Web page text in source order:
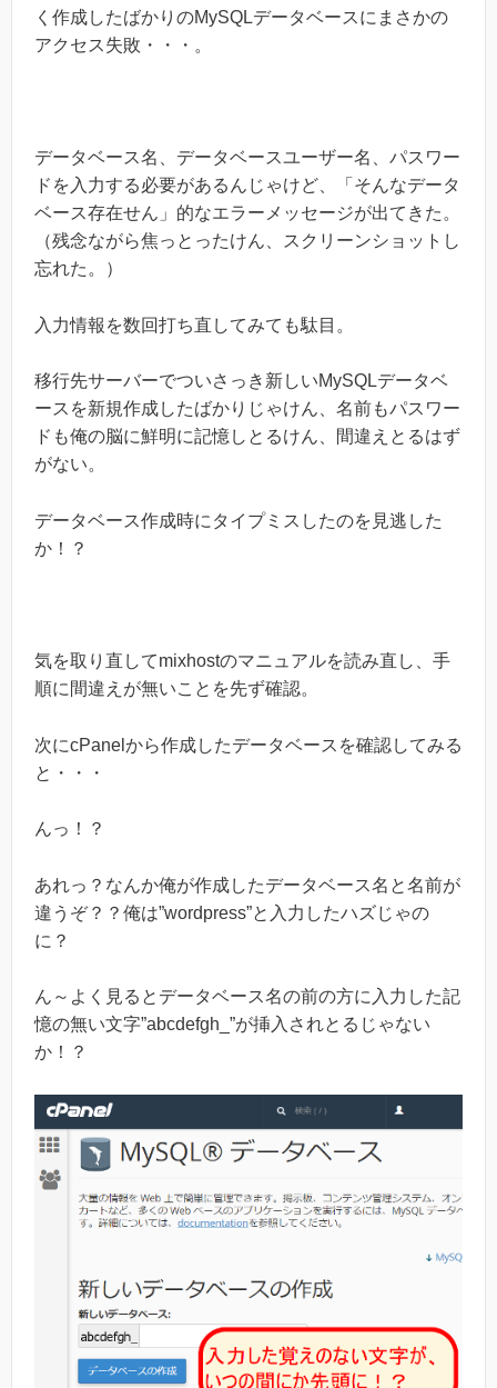
く作成したばかりのMySQLデータベースにまさかの
アクセス失敗・・・。
データベース名、データベースユーザー名、パスワー
ドを入力する必要があるんじゃけど、「そんなデータ
ベース存在せん」的なエラーメッセージが出てきた。
（残念ながら焦っとったけん、スクリーンショットし
忘れた。）
入力情報を数回打ち直してみても駄目。
移行先サーバーでついさっき新しいMySQLデータベ
ースを新規作成したばかりじゃけん、名前もパスワー
ドも俺の脳に鮮明に記憶しとるけん、間違えとるはず
がない。
データベース作成時にタイプミスしたのを見逃した
か！？
気を取り直してmixhostのマニュアルを読み直し、手
順に間違えが無いことを先ず確認。
次にcPanelから作成したデータベースを確認してみる
と・・・
んっ！？
あれっ？なんか俺が作成したデータベース名と名前が
違うぞ？？俺は”wordpress”と入力したハズじゃの
に？
ん～よく見るとデータベース名の前の方に入力した記
憶の無い文字”abcdefgh_”が挿入されとるじゃない
か！？